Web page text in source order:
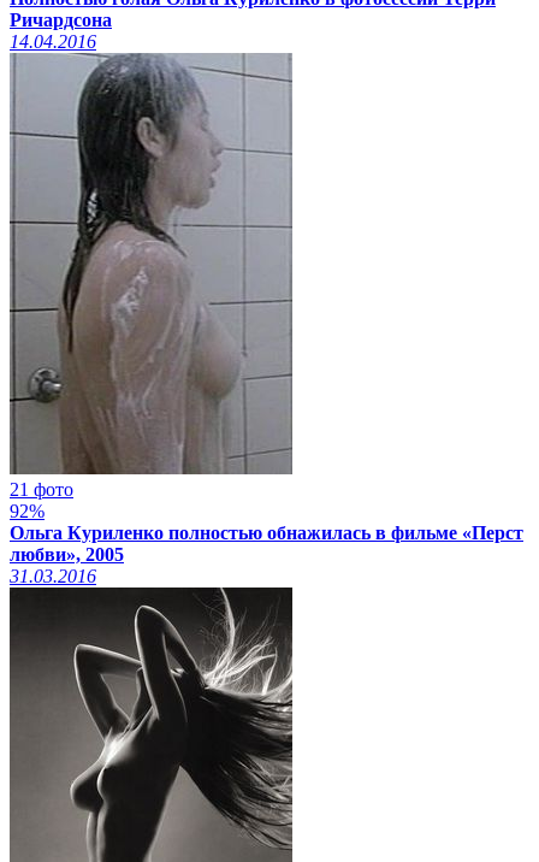
Ричардсона
14.04.2016
21 фото
92%
Ольга Куриленко полностью обнажилась в фильме «Перст
любви», 2005
31.03.2016